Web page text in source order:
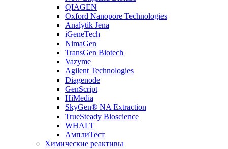
QIAGEN
Oxford Nanopore Technologies
Analytik Jena
iGeneTech
NimaGen
TransGen Biotech
Vazyme
Agilent Technologies
Diagenode
GenScript
HiMedia
SkyGen® NA Extraction
TrueSteady Bioscience
WHALT
АмплиТест
Химические реактивы